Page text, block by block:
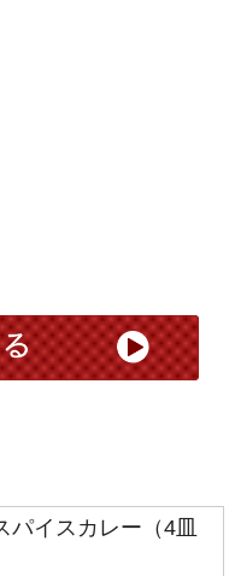
パイスカレー（4皿